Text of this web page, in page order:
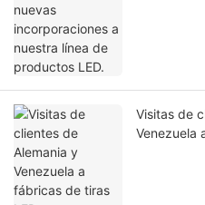
Visitas de
Venezuela